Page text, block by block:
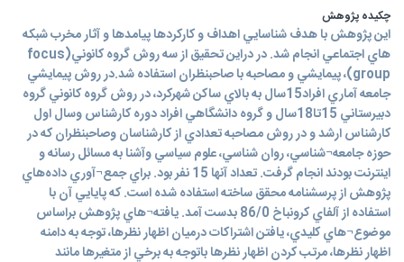
چکیده پژوهش
اين پژوهش با هدف شناسايي اهداف و کارکردها پيامدها و آثار مخرب شبکه
هاي اجتماعي انجام شد. در دراين تحقيق از سه روش گروه کانوني(focus
group)، پيمايشي و مصاحبه با صاحبنظران استفاده شد.در روش پيمايشي
جامعه آماري افراد15سال به بالاي ساکن شهرکرد، در روش گروه کانوني گروه
دبيرستاني 15تا18سال و گروه دانشگاهي افراد دوره کارشناس وسال اول
کارشناس ارشد و در روش مصاحبه تعدادي از کارشناسان وصاحبنظران که در
حوزه جامعه¬شناسي، روان شناسي، علوم سياسي وآشنا به مسائل رسانه و
اينترنت بودند انجام گرفت. تعداد آنها 15 نفر بود. براي جمع¬آوري داده‌هاي
پژوهش از پرسشنامه محقق ساخته استفاده شده است. که پايايي آن با
استفاده از آلفاي کرونباخ 86/0 بدست آمد. يافته¬هاي پژوهش براساس
موضوع¬هاي کليدي، يافتن اشتراکات درميان اظهار نظرها، توجه به دامنه
اظهار نظرها، مرتب کردن اظهار نظرها باتوجه به برخي از متغيرها مانند